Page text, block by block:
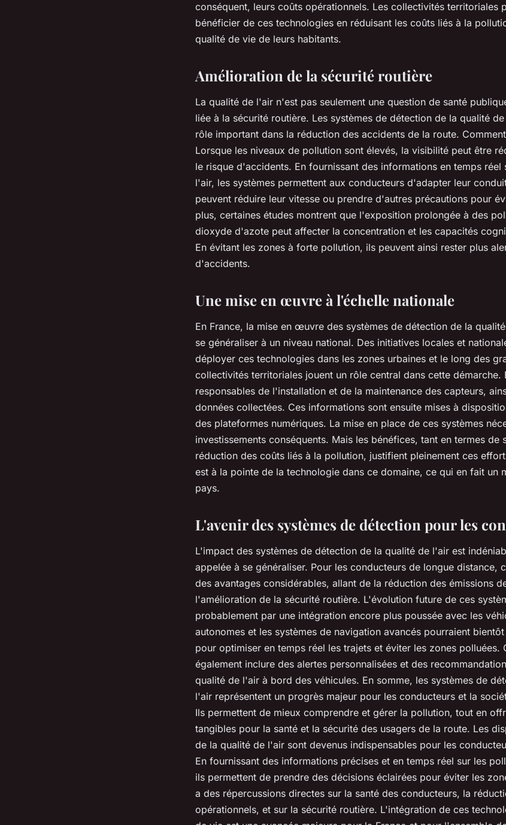
conséquent, leurs coûts opérationnels. Les collectivités territoriales
bénéficier de ces technologies en réduisant les coûts liés à la
qualité de vie de leurs habitants.
Amélioration de la sécurité routière
La qualité de l'air n'est pas seulement une question de santé
liée à la sécurité routière. Les systèmes de détection de la qualité
rôle important dans la réduction des accidents de la route.
Lorsque les niveaux de pollution sont élevés, la visibilité peut être
le risque d'accidents. En fournissant des informations en temps réel
l'air, les systèmes permettent aux conducteurs d'adapter leur
peuvent réduire leur vitesse ou prendre d'autres précautions pour
plus, certaines études montrent que l'exposition prolongée à des
dioxyde d'azote peut affecter la concentration et les capacités
En évitant les zones à forte pollution, ils peuvent ainsi rester plus
d'accidents.
Une mise en œuvre à l'échelle nationale
En France, la mise en œuvre des systèmes de détection de la
se généraliser à un niveau national. Des initiatives locales et
déployer ces technologies dans les zones urbaines et le long des
collectivités territoriales jouent un rôle central dans cette démarche.
responsables de l'installation et de la maintenance des capteurs,
données collectées. Ces informations sont ensuite mises à
des plateformes numériques. La mise en place de ces systèmes
investissements conséquents. Mais les bénéfices, tant en termes de
réduction des coûts liés à la pollution, justifient pleinement ces
est à la pointe de la technologie dans ce domaine, ce qui en fait un
pays.
L'avenir des systèmes de détection pour les
L'impact des systèmes de détection de la qualité de l'air est
appelée à se généraliser. Pour les conducteurs de longue distance,
des avantages considérables, allant de la réduction des émissions
l'amélioration de la sécurité routière. L'évolution future de ces
probablement par une intégration encore plus poussée avec les
autonomes et les systèmes de navigation avancés pourraient
pour optimiser en temps réel les trajets et éviter les zones polluées.
également inclure des alertes personnalisées et des
qualité de l'air à bord des véhicules. En somme, les systèmes de
l'air représentent un progrès majeur pour les conducteurs et la
Ils permettent de mieux comprendre et gérer la pollution, tout en
tangibles pour la santé et la sécurité des usagers de la route. Les
de la qualité de l'air sont devenus indispensables pour les
En fournissant des informations précises et en temps réel sur les
ils permettent de prendre des décisions éclairées pour éviter les
a des répercussions directes sur la santé des conducteurs, la
opérationnels, et sur la sécurité routière. L'intégration de ces